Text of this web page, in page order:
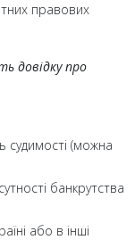
правових
довідку про
судимості (можна
банкрутства
або в інші